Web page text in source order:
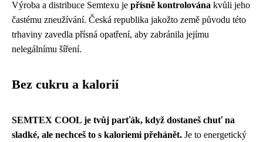
Výroba a distribuce Semtexu je přísně kontrolována kvůli jeho
častému zneužívání. Česká republika jakožto země původu této
trhaviny zavedla přísná opatření, aby zabránila jejímu
nelegálnímu šíření.
Bez cukru a kalorií
SEMTEX COOL je tvůj parťák, když dostaneš chuť na
sladké, ale nechceš to s kaloriemi přehánět. Je to energetický